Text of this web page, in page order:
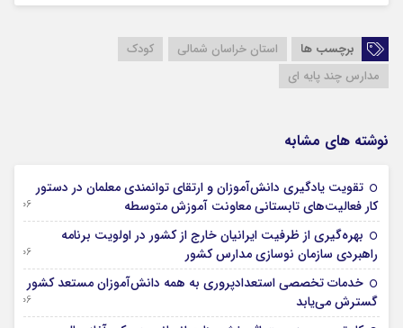
برچسب ها استان خراسان شمالی
کودک
مدارس چند پایه ای
نوشته های مشابه
تقویت یادگیری دانش‌آموزان و ارتقای توانمندی معلمان در دستور
کار فعالیت‌های تابستانی معاونت آموزش متوسطه
06 آگوست 2026
بهره‌گیری از ظرفیت ایرانیان خارج از کشور در اولویت برنامه
راهبردی سازمان نوسازی مدارس کشور
06 آگوست 2026
خدمات تخصصی استعدادپروری به همه دانش‌آموزان مستعد کشور
گسترش می‌یابد
06 آگوست 2026